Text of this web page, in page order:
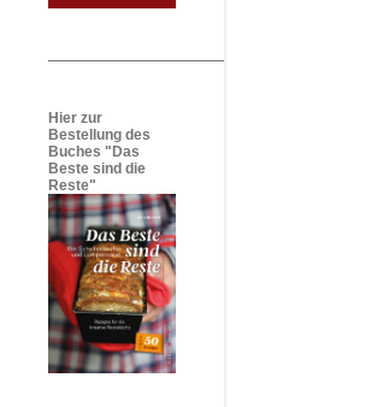
Hier zur
Bestellung des
Buches "Das
Beste sind die
Reste"